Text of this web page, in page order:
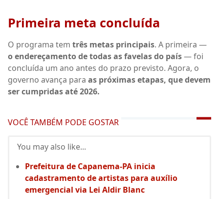
Primeira meta concluída
O programa tem três metas principais. A primeira —
o endereçamento de todas as favelas do país— foi
concluída um ano antes do prazo previsto. Agora, o
governo avança para as próximas etapas, que devem
ser cumpridas até 2026.
VOCÊ TAMBÉM PODE GOSTAR
You may also like...
Prefeitura de Capanema-PA inicia
cadastramento de artistas para auxílio
emergencial via Lei Aldir Blanc